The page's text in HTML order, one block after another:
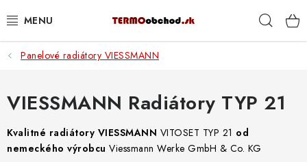
na
VYKUROVANIE
ROZVOD VODY A KÚRENIA
ODPAD A KANALIZÁCIA
Panelové radiátory VIESSMANN
VIESSMANN Radiátory TYP 21
Kvalitné radiátory VIESSMANN VITOSET TYP 21 od
nemeckého výrobcu Viessmann Werke GmbH & Co. KG